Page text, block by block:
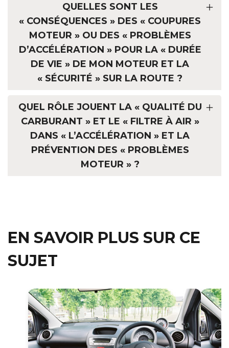
QUELLES SONT LES
« CONSÉQUENCES » DES « COUPURES
MOTEUR » OU DES « PROBLÈMES
D’ACCÉLÉRATION » POUR LA « DURÉE
DE VIE » DE MON MOTEUR ET LA
« SÉCURITÉ » SUR LA ROUTE ?
QUEL RÔLE JOUENT LA « QUALITÉ DU
CARBURANT » ET LE « FILTRE À AIR »
DANS « L’ACCÉLÉRATION » ET LA
PRÉVENTION DES « PROBLÈMES
MOTEUR » ?
EN SAVOIR PLUS SUR CE
SUJET